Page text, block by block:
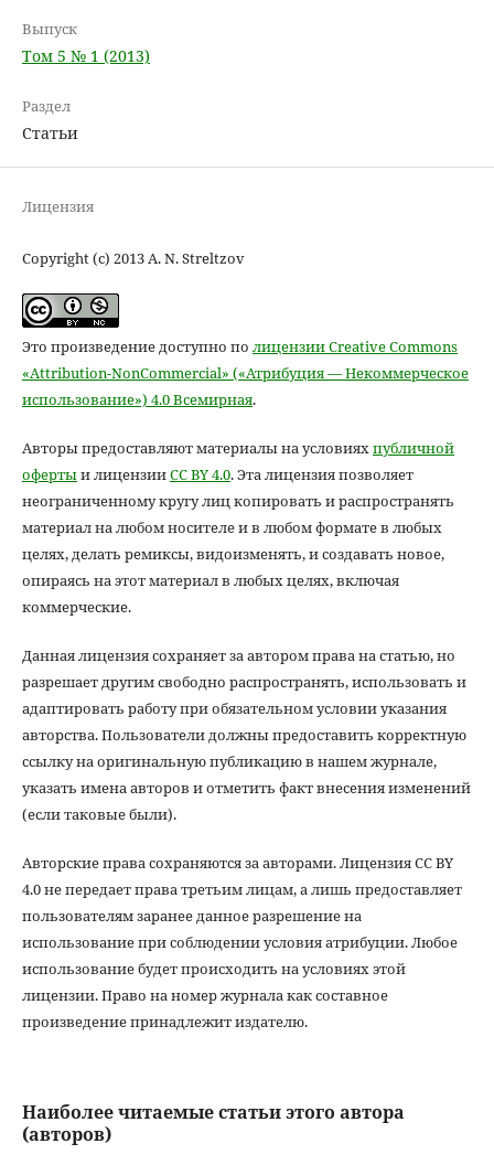
Выпуск
Том 5 № 1 (2013)
Раздел
Статьи
Лицензия
Copyright (c) 2013 A. N. Streltzov
Это произведение доступно по лицензии Creative Commons
«Attribution-NonCommercial» («Атрибуция — Некоммерческое
использование») 4.0 Всемирная.
Авторы предоставляют материалы на условияхпубличной
офертыи лицензииCC BY 4.0. Эта лицензия позволяет
неограниченному кругу лиц копировать и распространять
материал на любом носителе и в любом формате в любых
целях, делать ремиксы, видоизменять, и создавать новое,
опираясь на этот материал в любых целях, включая
коммерческие.
Данная лицензия сохраняет за автором права на статью, но
разрешает другим свободно распространять, использовать и
адаптировать работу при обязательном условии указания
авторства. Пользователи должны предоставить корректную
ссылку на оригинальную публикацию в нашем журнале,
указать имена авторов и отметить факт внесения изменений
(если таковые были).
Авторские права сохраняются за авторами. Лицензия CC BY
4.0 не передает права третьим лицам, а лишь предоставляет
пользователям заранее данное разрешение на
использование при соблюдении условия атрибуции. Любое
использование будет происходить на условиях этой
лицензии. Право на номер журнала как составное
произведение принадлежит издателю.
Наиболее читаемые статьи этого автора
(авторов)